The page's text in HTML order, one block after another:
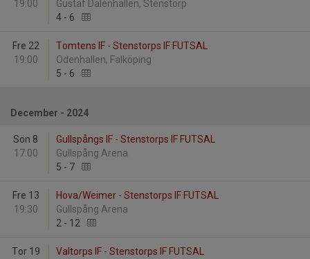
19:00
Gustaf Dalénhallen, Stenstorp
4 - 6
Fre 22
19:00
Tomtens IF - Stenstorps IF FUTSAL
Odenhallen, Falköping
5 - 6
December - 2024
Sön 8
17:00
Gullspångs IF - Stenstorps IF FUTSAL
Gullspång Arena
5 - 7
Fre 13
19:30
Hova/Weimer - Stenstorps IF FUTSAL
Gullspång Arena
2 - 12
Tor 19
Valtorps IF - Stenstorps IF FUTSAL